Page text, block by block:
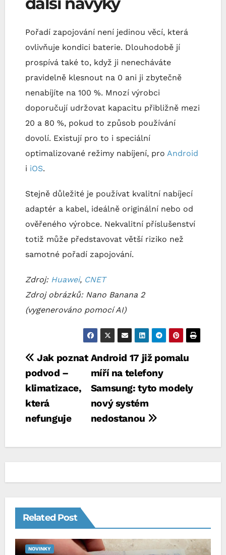
Pořadí zapojování není jedinou věcí, která
ovlivňuje kondici baterie. Dlouhodobě jí
prospívá také to, když ji nenecháváte
pravidelně klesnout na 0 ani ji zbytečně
nenabíjíte na 100 %. Mnozí výrobci
doporučují udržovat kapacitu přibližně mezi
20 a 80 %, pokud to způsob používání
dovolí. Existují pro to i speciální
optimalizované režimy nabíjení, pro Android
i iOS.
Stejně důležité je používat kvalitní nabíjecí
adaptér a kabel, ideálně originální nebo od
ověřeného výrobce. Nekvalitní příslušenství
totiž může představovat větší riziko než
samotné pořadí zapojování.
Zdroj: Huawei, CNET
Zdroj obrázků: Nano Banana 2
(vygenerováno pomocí AI)
Navigace
pro
příspěvek
Android 17 již pomalu
míří na telefony
Samsung: tyto modely
nový systém
nedostanou
Jak poznat
podvod –
klimatizace,
která
nefunguje
Related Post
NOVINKY